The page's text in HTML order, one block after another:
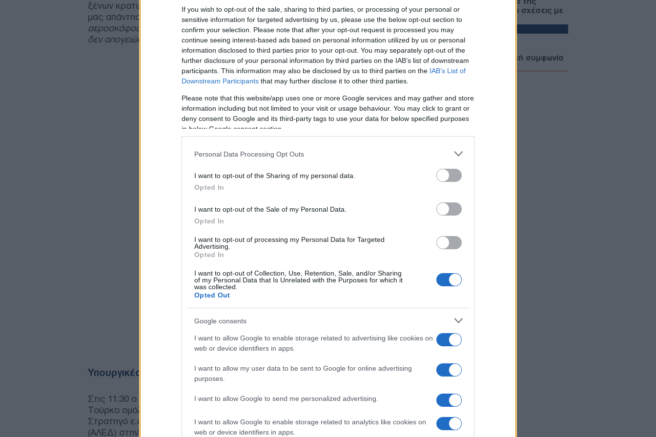
If you wish to opt-out of the sale, sharing to third parties, or processing of your personal or
sensitive information for targeted advertising by us, please use the below opt-out section to
confirm your selection. Please note that after your opt-out request is processed you may
continue seeing interest-based ads based on personal information utilized by us or personal
information disclosed to third parties prior to your opt-out. You may separately opt-out of the
further disclosure of your personal information by third parties on the IAB’s list of downstream
participants. This information may also be disclosed by us to third parties on the IAB’s List of
Downstream Participants that may further disclose it to other third parties.
Please note that this website/app uses one or more Google services and may gather and store
information including but not limited to your visit or usage behaviour. You may click to grant or
deny consent to Google and its third-party tags to use your data for below specified purposes
in below Google consent section.
Personal Data Processing Opt Outs
I want to opt-out of the Sharing of my personal data.
Opted In
I want to opt-out of the Sale of my Personal Data.
Opted In
I want to opt-out of processing my Personal Data for Targeted
Advertising.
Opted In
I want to opt-out of Collection, Use, Retention, Sale, and/or Sharing
of my Personal Data that Is Unrelated with the Purposes for which it
was collected.
Opted Out
Google consents
I want to allow Google to enable storage related to advertising like cookies on
web or device identifiers in apps.
I want to allow my user data to be sent to Google for online advertising
purposes.
I want to allow Google to send me personalized advertising.
I want to allow Google to enable storage related to analytics like cookies on
web or device identifiers in apps.
ξένων κρατών, ενώ πηγές του ΓΕΑ που ρώτησε σχετικώς η ιστοσελίδα μας,
μας απάντησαν ότι
«τέτοιο αίτημα συνοδείας του τουρκικού προεδρικού
αεροσκάφους δεν ήλθε προς εμάς από το Υπουργείο Εξωτερικών, επομένως
δεν απογειώθηκε και κανένα αεροσκάφος μας για να το συνοδέψει».
Υπουργικές κατ’ ιδίας συναντήσεις
Στις 11:30 ο Υπουργός Εθνικής Αμύνης κ.Νίκος Δένδιας θα συναντηθεί με τον
Τούρκο ομόλογό του, πρώην Αρχηγό Γενικού Επιτελείου της γείτονος,
Στρατηγό ε.α. Γιασάρ Γκιουλέρ, στη Λέσχη Αξιωματικών Ενόπλων Δυνάμεων
(ΑΛΕΔ) στην πλατεία Ρηγίλλης.
ατζέντας ΕΕ, ενέργεια και σχέσεις με
τη Ρωσία
ΔΙΕΘΝΗ
07/08/26 - 22:13
Τι σηματοδοτεί η αμυντική συμφωνία
Σ. Αραβίας, Τουρκίας και Πακιστάν —
07/08/26 - 21:59
Νέα τουρκική πρόκληση στο Αιγαίο
μετά το ελληνικό χωροταξικό για τον
07/08/26 - 21:45
ΗΠΑ: Η Γερουσία ενέκρινε νέες
κυρώσεις κατά της Ρωσίας - Δασμοί
07/08/26 - 21:19
για UFO - Γιγαντιαία τρίγωνα,
μεταλλικές σφαίρες και ανεξήγητα
07/08/26 - 21:10
ΕΛΛΑΔΑ
07/08/26 - 20:42
για να ασελγήσει σε 10χρονο κορίτσι!
ΔΙΕΘΝΗ
07/08/26 - 20:29
Γερμανία: Χάκερ που συνδέονται με
το Κρεμλίνο πίσω από το fake βίντεο
για την παραίτηση Μερτς